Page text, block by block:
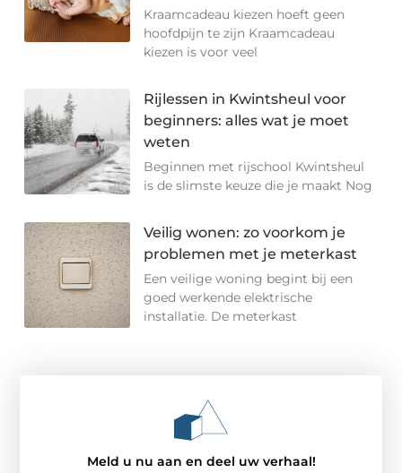
Kraamcadeau kiezen hoeft geen
hoofdpijn te zijn Kraamcadeau
kiezen is voor veel
Rijlessen in Kwintsheul voor
beginners: alles wat je moet
weten
Beginnen met rijschool Kwintsheul
is de slimste keuze die je maakt Nog
Veilig wonen: zo voorkom je
problemen met je meterkast
Een veilige woning begint bij een
goed werkende elektrische
installatie. De meterkast
Meld u nu aan en deel uw verhaal!